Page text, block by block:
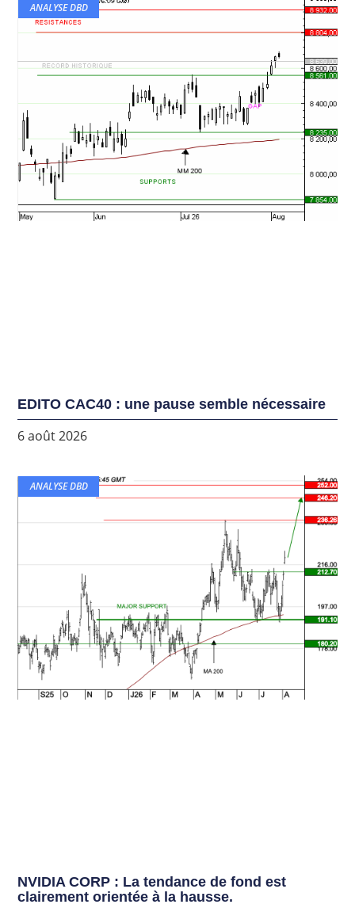
ANALYSE DBD
EDITO CAC40 : une pause semble nécessaire
6 août 2026
ANALYSE DBD
NVIDIA CORP : La tendance de fond est
clairement orientée à la hausse.